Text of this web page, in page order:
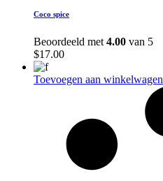
Coco spice
Beoordeeld met 4.00 van 5
$17.00
Toevoegen aan winkelwagen